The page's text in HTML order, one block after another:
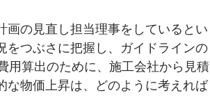
の見直し担当理事をしているとい
をつぶさに把握し、ガイドラインの
用算出のために、施工会社から見積
な物価上昇は、どのように考えれば